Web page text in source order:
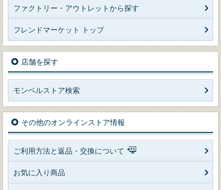
ファクトリー・アウトレットから探す
フレンドマーケット トップ
店舗を探す
モンベルストア検索
その他のオンラインストア情報
ご利用方法と返品・交換について
お気に入り商品